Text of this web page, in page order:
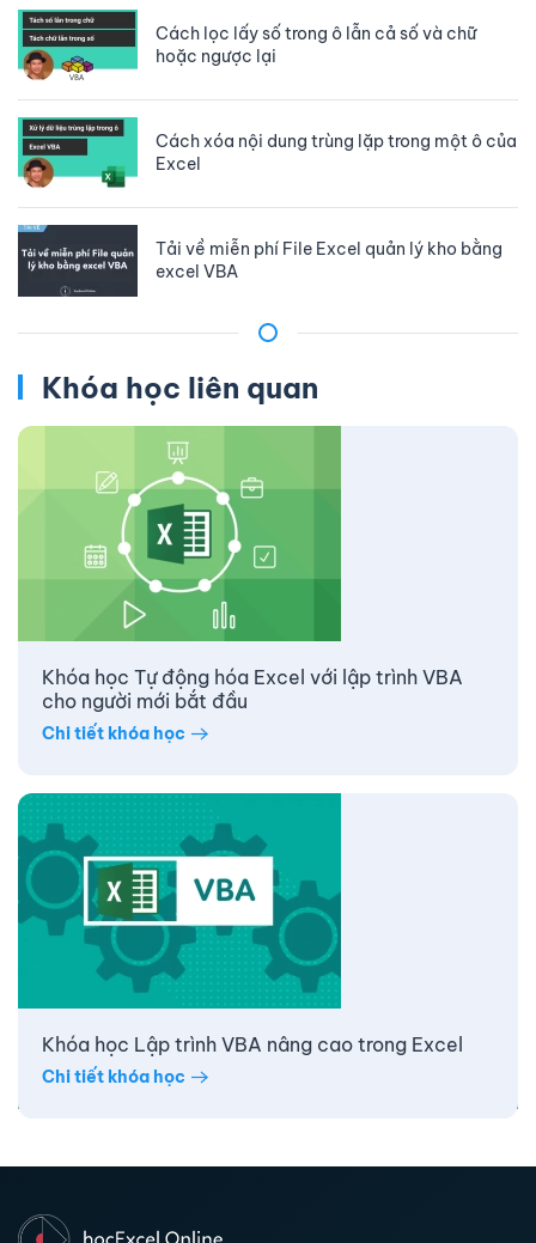
Cách lọc lấy số trong ô lẫn cả số và chữ
hoặc ngược lại
Cách xóa nội dung trùng lặp trong một ô của
Excel
Tải về miễn phí File Excel quản lý kho bằng
excel VBA
Khóa học liên quan
Khóa học Tự động hóa Excel với lập trình VBA
cho người mới bắt đầu
Chi tiết khóa học
Khóa học Lập trình VBA nâng cao trong Excel
Chi tiết khóa học